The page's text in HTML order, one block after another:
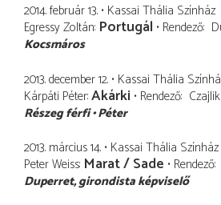
2014. február 13. Kassai Thália Színház
Egressy Zoltán Portugál Rendező
Kocsmáros
2013. december 12. Kassai Thália
Kárpáti Péter Akárki Rendező
Részeg férfi Péter
2013. március 14. Kassai Thália Színház
Peter Weiss Marat / Sade Rendező
Duperret girondista képviselő